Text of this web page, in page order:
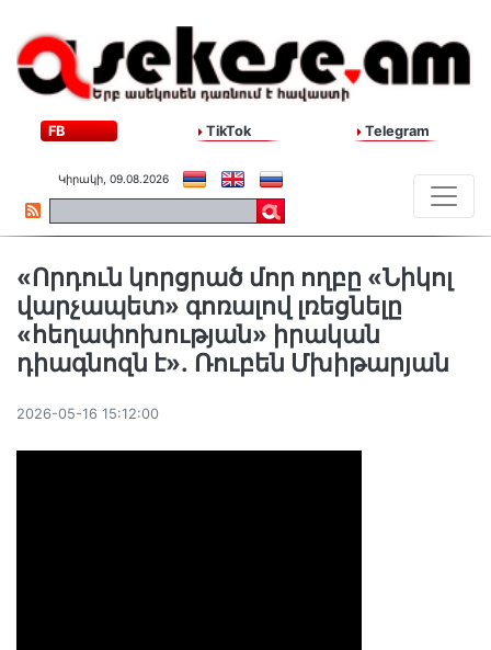
FB TikTok Telegram
Կիրակի, 09.08.2026
«Որդուն կորցրած մոր ողբը «Նիկոլ
վարչապետ» գոռալով լռեցնելը
«հեղափոխության» իրական
դիագնոզն է»․ Ռուբեն Մխիթարյան
2026-05-16 15:12:00